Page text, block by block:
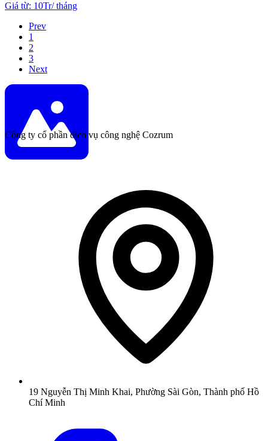
Giá từ: 10Tr/tháng
Prev
1
2
3
Next
Công ty cổ phần dịch vụ công nghệ Cozrum
19 Nguyễn Thị Minh Khai, Phường Sài Gòn, Thành phố Hồ
Chí Minh